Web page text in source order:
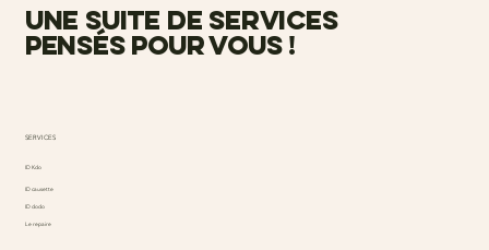
une suite de services
pensés pour vous !
SERVICES
ID Kdo
ID causette
ID dodo
Le repaire